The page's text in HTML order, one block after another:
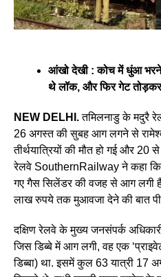
आंखो देखी : कोच में धुंआ भरने
थे लॉक, और फिर गेट
NEW DELHI.तमिलनाडु के मदुरै
26 अगस्त की सुबह आग लगने से
तीर्थयात्रियों की मौत हो गई और 20
रेलवे SouthernRailway ने कहा कि
गए गैस सिलेंडर की वजह से आग लगी
लाख रुपये तक मुआवजा देने की बात
दक्षिण रेलवे के मुख्य जनसंपर्क
जिस डिब्बे में आग लगी, वह एक
डिब्बा) था. इसमें कुल 63 यात्री 17